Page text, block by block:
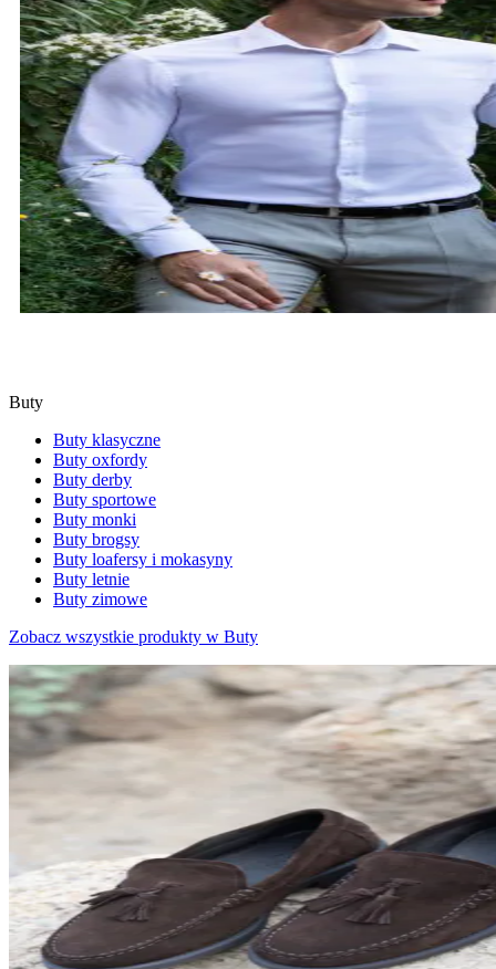
Buty
Buty klasyczne
Buty oxfordy
Buty derby
Buty sportowe
Buty monki
Buty brogsy
Buty loafersy i mokasyny
Buty letnie
Buty zimowe
Zobacz wszystkie produkty w Buty